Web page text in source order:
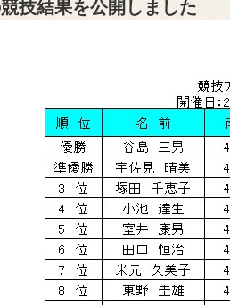
技結果を公開しました